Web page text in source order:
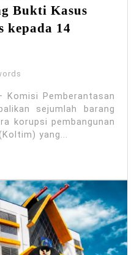
Bukti Kasus
kepada 14
Komisi Pemberantasan
sejumlah barang
korupsi pembangunan
yang...